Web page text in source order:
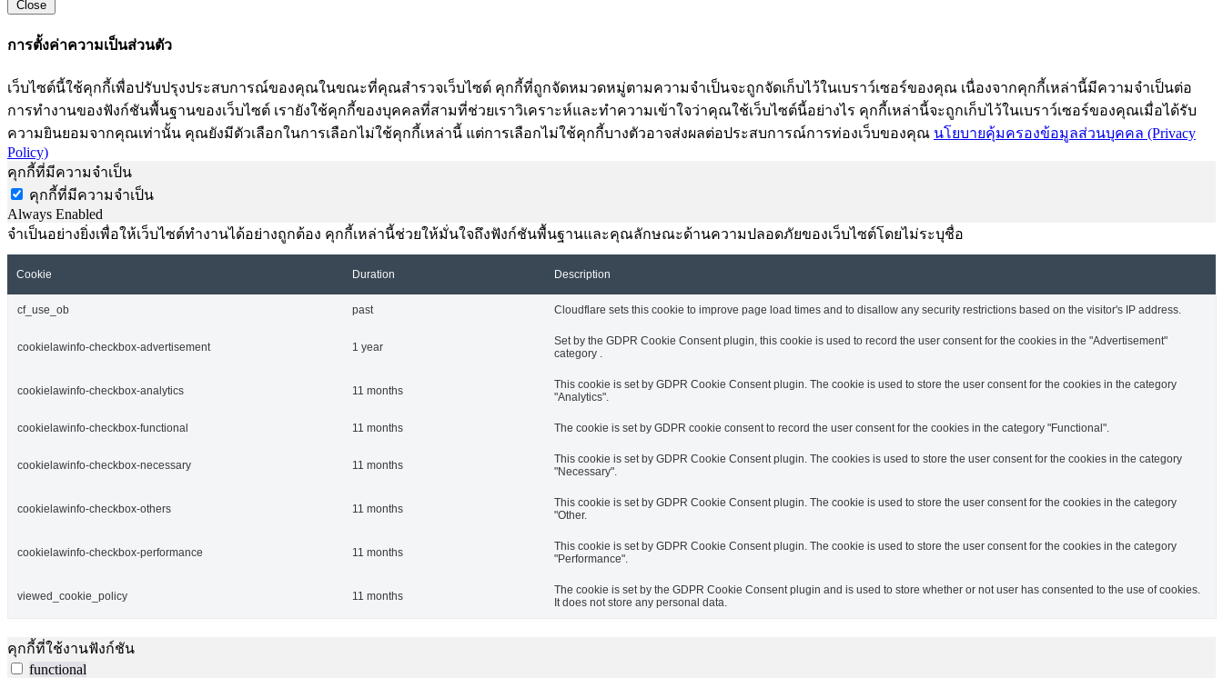
Close
การตั้งค่าความเป็นส่วนตัว
เว็บไซต์นี้ใช้คุกกี้เพื่อปรับปรุงประสบการณ์ของคุณในขณะที่คุณสำรวจเว็บไซต์ คุกกี้ที่ถูกจัดหมวดหมู่ตามความจำเป็นจะถูกจัดเก็บไว้ในเบราว์เซอร์ของคุณ เนื่องจากคุกกี้เหล่านี้มีความจำเป็นต่อ
การทำงานของฟังก์ชันพื้นฐานของเว็บไซต์ เรายังใช้คุกกี้ของบุคคลที่สามที่ช่วยเราวิเคราะห์และทำความเข้าใจว่าคุณใช้เว็บไซต์นี้อย่างไร คุกกี้เหล่านี้จะถูกเก็บไว้ในเบราว์เซอร์ของคุณเมื่อได้รับ
ความยินยอมจากคุณเท่านั้น คุณยังมีตัวเลือกในการเลือกไม่ใช้คุกกี้เหล่านี้ แต่การเลือกไม่ใช้คุกกี้บางตัวอาจส่งผลต่อประสบการณ์การท่องเว็บของคุณ นโยบายคุ้มครองข้อมูลส่วนบุคคล (Privacy
Policy)
คุกกี้ที่มีความจำเป็น
คุกกี้ที่มีความจำเป็น
Always Enabled
จำเป็นอย่างยิ่งเพื่อให้เว็บไซต์ทำงานได้อย่างถูกต้อง คุกกี้เหล่านี้ช่วยให้มั่นใจถึงฟังก์ชันพื้นฐานและคุณลักษณะด้านความปลอดภัยของเว็บไซต์โดยไม่ระบุชื่อ
Cookie Duration Description
cf_use_ob past Cloudflare sets this cookie to improve page load times and to disallow any security restrictions based on the visitor's IP address.
cookielawinfo-checkbox-advertisement 1 year
Set by the GDPR Cookie Consent plugin, this cookie is used to record the user consent for the cookies in the "Advertisement"
category .
cookielawinfo-checkbox-analytics 11 months
This cookie is set by GDPR Cookie Consent plugin. The cookie is used to store the user consent for the cookies in the category
"Analytics".
cookielawinfo-checkbox-functional 11 months The cookie is set by GDPR cookie consent to record the user consent for the cookies in the category "Functional".
cookielawinfo-checkbox-necessary 11 months
This cookie is set by GDPR Cookie Consent plugin. The cookies is used to store the user consent for the cookies in the category
"Necessary".
cookielawinfo-checkbox-others 11 months
This cookie is set by GDPR Cookie Consent plugin. The cookie is used to store the user consent for the cookies in the category
"Other.
cookielawinfo-checkbox-performance 11 months
This cookie is set by GDPR Cookie Consent plugin. The cookie is used to store the user consent for the cookies in the category
"Performance".
viewed_cookie_policy 11 months
The cookie is set by the GDPR Cookie Consent plugin and is used to store whether or not user has consented to the use of cookies.
It does not store any personal data.
คุกกี้ที่ใช้งานฟังก์ชัน
functional